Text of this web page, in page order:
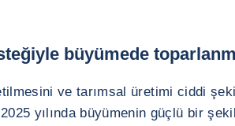
büyümede
ve tarımsal üretimi ciddi
yılında büyümenin güçlü bir